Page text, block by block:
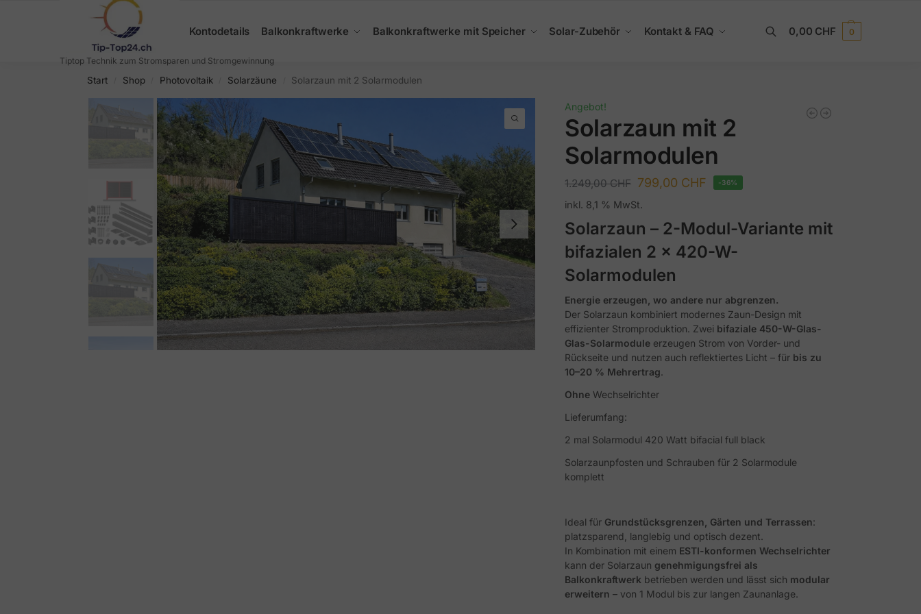
Tiptop Technik zum Stromsparen und Stromgewinnung
Kontodetails Balkonkraftwerke Balkonkraftwerke mit Speicher Solar-Zubehör Kontakt & FAQ 0,00 CHF 0
Start Shop Photovoltaik Solarzäune Solarzaun mit 2 Solarmodulen
Angebot!
Solarzaun mit 2
Solarmodulen
1.249,00CHF 799,00 CHF -36%
inkl. 8,1 % MwSt.
Solarzaun – 2-Modul-Variante mit
bifazialen 2 x 420-W-
Solarmodulen
Energie erzeugen, wo andere nur abgrenzen.
Der Solarzaun kombiniert modernes Zaun-Design mit
effizienter Stromproduktion. Zwei bifaziale 450-W-Glas-
Glas-Solarmodule erzeugen Strom von Vorder- und
Rückseite und nutzen auch reflektiertes Licht – für bis zu
10–20 % Mehrertrag.
Ohne Wechselrichter
Lieferumfang:
2 mal Solarmodul 420 Watt bifacial full black
Solarzaunpfosten und Schrauben für 2 Solarmodule
komplett
Ideal für Grundstücksgrenzen, Gärten und Terrassen:
platzsparend, langlebig und optisch dezent.
In Kombination mit einem ESTI-konformen Wechselrichter
kann der Solarzaun genehmigungsfrei als
Balkonkraftwerk betrieben werden und lässt sich modular
erweitern – von 1 Modul bis zur langen Zaunanlage.